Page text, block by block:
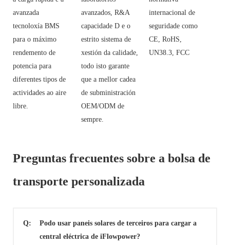
avanzada
tecnoloxía BMS
para o máximo
rendemento de
potencia para
diferentes tipos de
actividades ao aire
libre.
avanzados, R&A
capacidade D e o
estrito sistema de
xestión da calidade,
todo isto garante
que a mellor cadea
de subministración
OEM/ODM de
sempre.
internacional de
seguridade como
CE, RoHS,
UN38.3, FCC
Preguntas frecuentes sobre a bolsa de
transporte personalizada
Q:
Podo usar paneis solares de terceiros para cargar a
central eléctrica de iFlowpower?